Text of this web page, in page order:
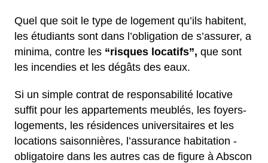
Quel que soit le type de logement qu’ils habitent,
les étudiants sont dans l’obligation de s’assurer, a
minima, contre les “risques locatifs”, que sont
les incendies et les dégâts des eaux.
Si un simple contrat de responsabilité locative
suffit pour les appartements meublés, les foyers-
logements, les résidences universitaires et les
locations saisonnières, l’assurance habitation -
obligatoire dans les autres cas de figure à Abscon